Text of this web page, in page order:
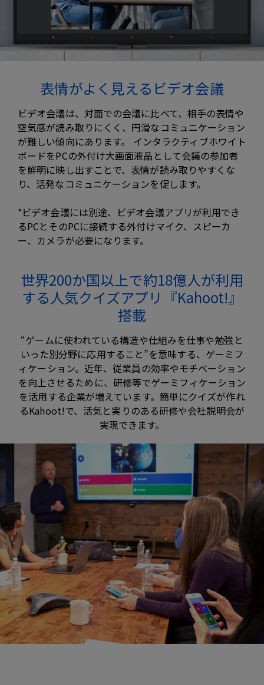
表情がよく見えるビデオ会議
ビデオ会議は、対面での会議に比べて、相手の表情や
空気感が読み取りにくく、円滑なコミュニケーション
が難しい傾向にあります。 インタラクティブホワイト
ボードをPCの外付け大画面液晶として会議の参加者
を鮮明に映し出すことで、表情が読み取りやすくな
り、活発なコミュニケーションを促します。
*ビデオ会議には別途、ビデオ会議アプリが利用でき
るPCとそのPCに接続する外付けマイク、スピーカ
ー、カメラが必要になります。
世界200か国以上で約18億人が利用
する人気クイズアプリ『Kahoot!』
搭載
“ゲームに使われている構造や仕組みを仕事や勉強と
いった別分野に応用すること”を意味する、ゲーミフ
ィケーション。近年、従業員の効率やモチベーション
を向上させるために、研修等でゲーミフィケーション
を活用する企業が増えています。簡単にクイズが作れ
るKahoot!で、活気と実りのある研修や会社説明会が
実現できます。